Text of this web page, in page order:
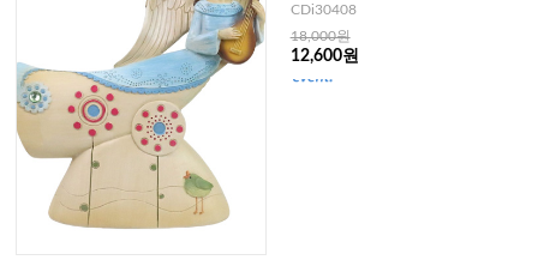
CDi30408
18,000원
12,600원